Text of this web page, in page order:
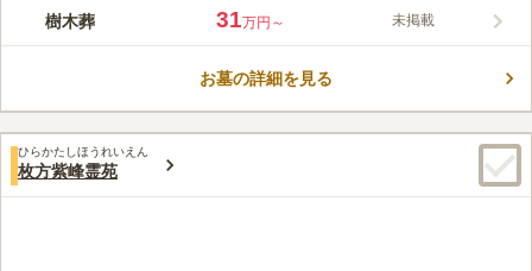
です。 雨の日も雨上がりの後でも、足元を気にすることなく安
心してお参りすることができます。 管理棟には、休憩室やトイ
にもピッタリです。
みんなの評価
4.9 口コミ2件
70代女性
供花については、前日行きつけの花やで購入しておく。霊園事務
所にも置いてあるが、今までにないときもあったし私的には季節の好きな
花を組んでそなえたいので今の状態が良い
樹木葬 31万円～ 未掲載
お墓の詳細を見る
ひらかたしほうれいえん
枚方紫峰霊苑